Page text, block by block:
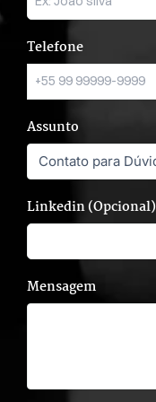
Telefone
Assunto
Linkedin (Opcional)
Mensagem